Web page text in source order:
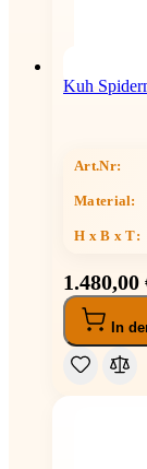
Kuh
Art.Nr:
Material:
H x B x T:
1.480,00
In